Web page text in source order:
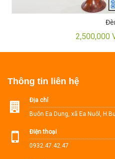
2,500,000
Thông tin liên hệ
Địa chỉ
Buôn Ea Dung, xã Ea Nuôl,
Điện thoại
0932.47.42.47